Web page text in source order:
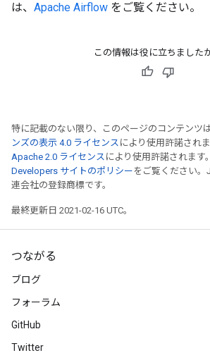
は、 Apache Airflow をご覧ください。
この情報は役に立ちました
特に記載のない限り、このページのコンテンツ
ンズの表示 4.0 ライセンス により使用許諾され
Apache 2.0 ライセンス により使用許諾されます
Developers サイトのポリシー をご覧ください。
連会社の登録商標です。
最終更新日 2021-02-16 UTC。
つながる
ブログ
フォーラム
GitHub
Twitter